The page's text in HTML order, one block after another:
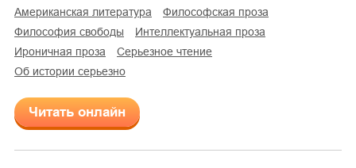
американская литература
философская проза
философия свободы
интеллектуальная проза
ироничная проза
серьезное чтение
об истории серьезно
Читать онлайн